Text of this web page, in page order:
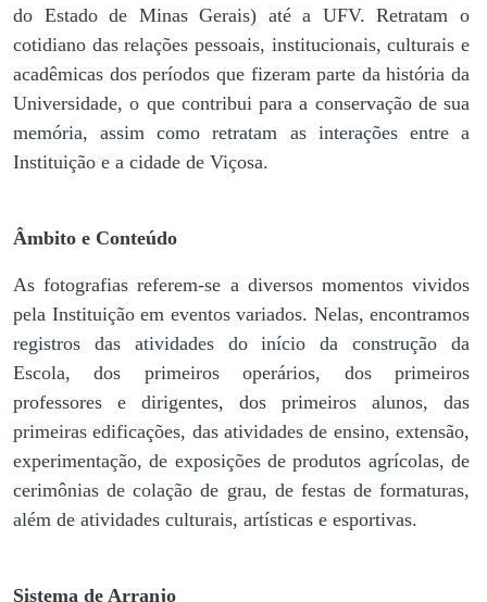
do Estado de Minas Gerais) até a UFV. Retratam o
cotidiano das relações pessoais, institucionais, culturais e
acadêmicas dos períodos que fizeram parte da história da
Universidade, o que contribui para a conservação de sua
memória, assim como retratam as interações entre a
Instituição e a cidade de Viçosa.
Âmbito e Conteúdo
As fotografias referem-se a diversos momentos vividos
pela Instituição em eventos variados. Nelas, encontramos
registros das atividades do início da construção da
Escola, dos primeiros operários, dos primeiros
professores e dirigentes, ​dos primeiros alunos, das
primeiras edificações, das atividades de ensino, extensão,
experimentação, de exposições de produtos agrícolas, de
cerimônias de colação de grau, de festas de formaturas,
além de atividades culturais, artísticas e esportivas.
Sistema de Arranjo